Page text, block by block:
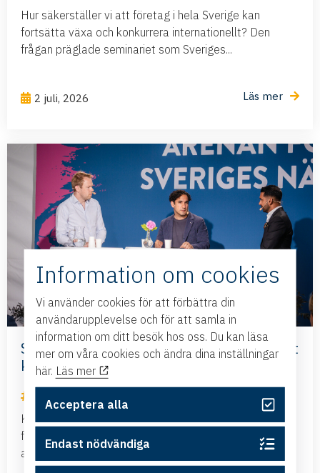
Hur säkerställer vi att företag i hela Sverige kan
fortsätta växa och konkurrera internationellt? Den
frågan präglade seminariet som Sveriges...
2 juli, 2026 Läs mer
Så löser vi kompetenskrisen – dags för ett
kompetensförsörjnings-departement?
Kompetensbristen är ett av de största hindren för
företagens tillväxt. Hur kan utbildning och
arbetsmarknad mötas bättre och hur vi...
Information om cookies
Vi använder cookies för att förbättra din
användarupplevelse och för att samla in
information om ditt besök hos oss. Du kan läsa
mer om våra cookies och ändra dina inställningar
här. Läs mer
Acceptera alla
Endast nödvändiga